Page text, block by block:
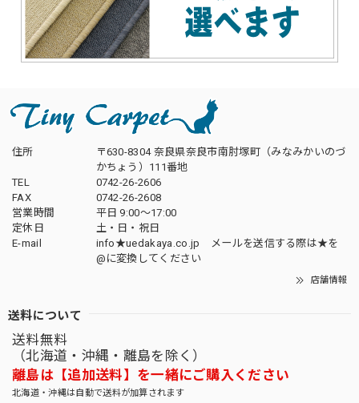
住所
〒630-8304 奈良県奈良市南肘塚町（みなみかいのづ
かちょう）111番地
TEL
0742-26-2606
FAX
0742-26-2608
営業時間
平日 9:00～17:00
定休日
土・日・祝日
E-mail
info★uedakaya.co.jp メールを送信する際は★を
@に変換してください
店舗情報
送料について
送料無料
（北海道・沖縄・離島を除く）
離島は【追加送料】を一緒にご購入ください
北海道・沖縄は自動で送料が加算されます